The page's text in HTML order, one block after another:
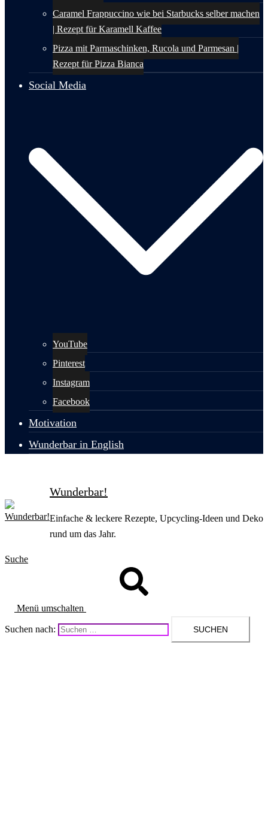
Caramel Frappuccino wie bei Starbucks selber machen
| Rezept für Karamell Kaffee
Pizza mit Parmaschinken, Rucola und Parmesan |
Rezept für Pizza Bianca
Social Media
YouTube
Pinterest
Instagram
Facebook
Motivation
Wunderbar in English
Wunderbar!
Einfache & leckere Rezepte, Upcycling-Ideen und Deko
rund um das Jahr.
Suche
Menü umschalten
Suchen nach: